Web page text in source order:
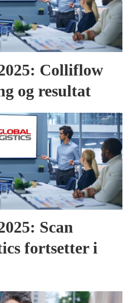
Colliflow
og resultat
Scan
fortsetter i